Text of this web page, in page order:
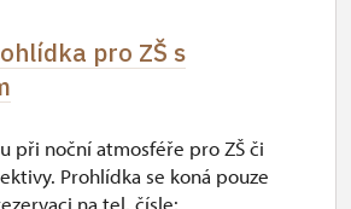
pro ZŠ s
při noční atmosféře pro ZŠ či
Prohlídka se koná pouze
na tel. čísle: